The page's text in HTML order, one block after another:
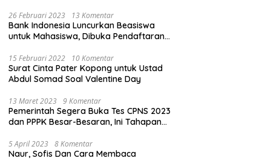
26 Februari 2023 13 Komentar
Bank Indonesia Luncurkan Beasiswa
untuk Mahasiswa, Dibuka Pendaftaran
15 Februari 2022 10 Komentar
Surat Cinta Pater Kopong untuk Ustad
Abdul Somad Soal Valentine Day
13 Maret 2023 9 Komentar
Pemerintah Segera Buka Tes CPNS 2023
dan PPPK Besar-Besaran, Ini Tahapan
5 April 2023 8 Komentar
Naur, Sofis Dan Cara Membaca